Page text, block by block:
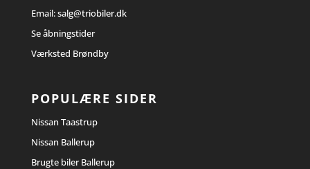
Email:salg@triobiler.dk
Se åbningstider
Værksted Brøndby
POPULÆRE SIDER
Nissan Taastrup
Nissan Ballerup
Brugte biler Ballerup